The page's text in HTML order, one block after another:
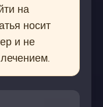
на
носит
и не